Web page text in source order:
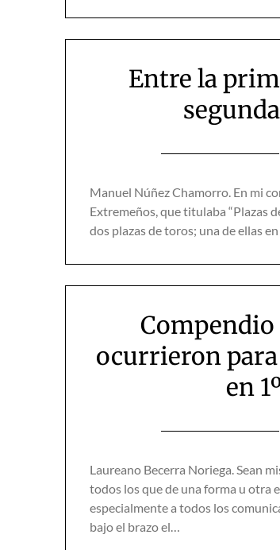
Entre la
Manuel Núñez Chamorro. En mi
Extremeños, que titulaba “Plazas
dos plazas de toros; una de ellas
Compendio
ocurrieron
en
Laureano Becerra Noriega. Sean
todos los que de una forma u otra
especialmente a todos los
bajo el brazo el…